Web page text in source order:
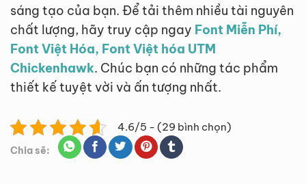
sáng tạo của bạn. Để tải thêm nhiều tài nguyên
chất lượng, hãy truy cập ngay Font Miễn Phí,
Font Việt Hóa, Font Việt hóa UTM
Chickenhawk. Chúc bạn có những tác phẩm
thiết kế tuyệt vời và ấn tượng nhất.
4.6/5 - (29 bình chọn)
Chia sẽ: